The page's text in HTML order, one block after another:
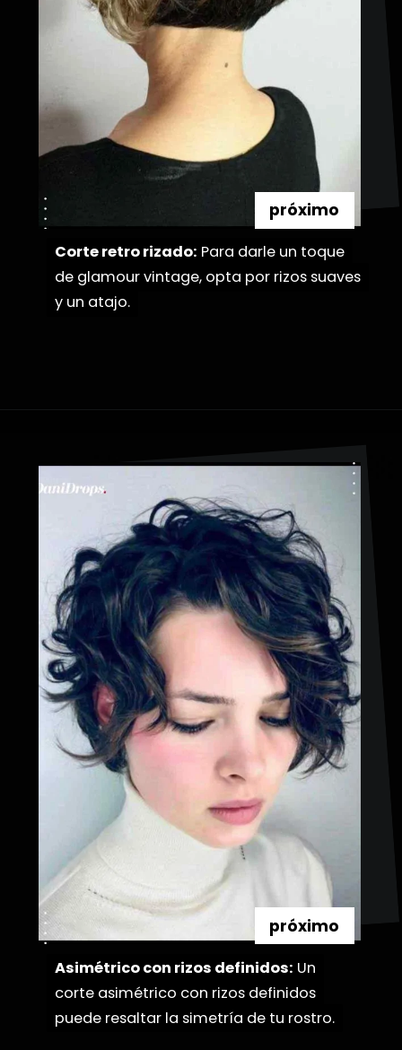
Corte retro rizado: Para darle un toque
de glamour vintage, opta por rizos suaves
y un atajo.
Corte retro rizado: Para darle un toque
de glamour vintage, opta por rizos suaves
y un atajo.
próximo
Asimétrico con rizos definidos: Un
corte asimétrico con rizos definidos
puede resaltar la simetría de tu rostro.
Asimétrico con rizos definidos: Un
corte asimétrico con rizos definidos
puede resaltar la simetría de tu rostro.
próximo